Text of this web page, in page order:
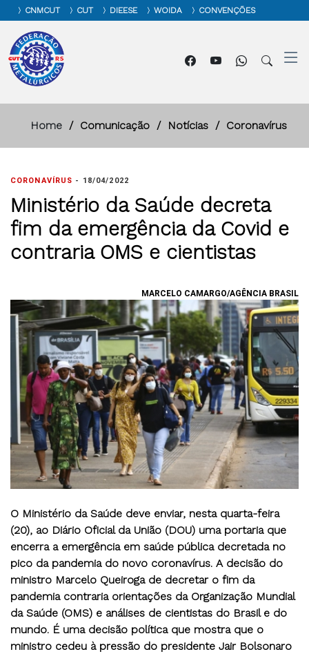
CNMCUT CUT DIEESE WOIDA CONVENÇÕES
Home Comunicação Notícias Coronavírus
CORONAVÍRUS - 18/04/2022
Ministério da Saúde decreta
fim da emergência da Covid e
contraria OMS e cientistas
MARCELO CAMARGO/AGÊNCIA BRASIL
O Ministério da Saúde deve enviar, nesta quarta-feira
(20), ao Diário Oficial da União (DOU) uma portaria que
encerra a emergência em saúde pública decretada no
pico da pandemia do novo coronavírus. A decisão do
ministro Marcelo Queiroga de decretar o fim da
pandemia contraria orientações da Organização Mundial
da Saúde (OMS) e análises de cientistas do Brasil e do
mundo. É uma decisão política que mostra que o
ministro cedeu à pressão do presidente Jair Bolsonaro